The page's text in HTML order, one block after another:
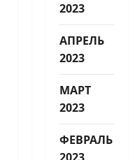
2023
АПРЕЛЬ
2023
МАРТ
2023
ФЕВРАЛЬ